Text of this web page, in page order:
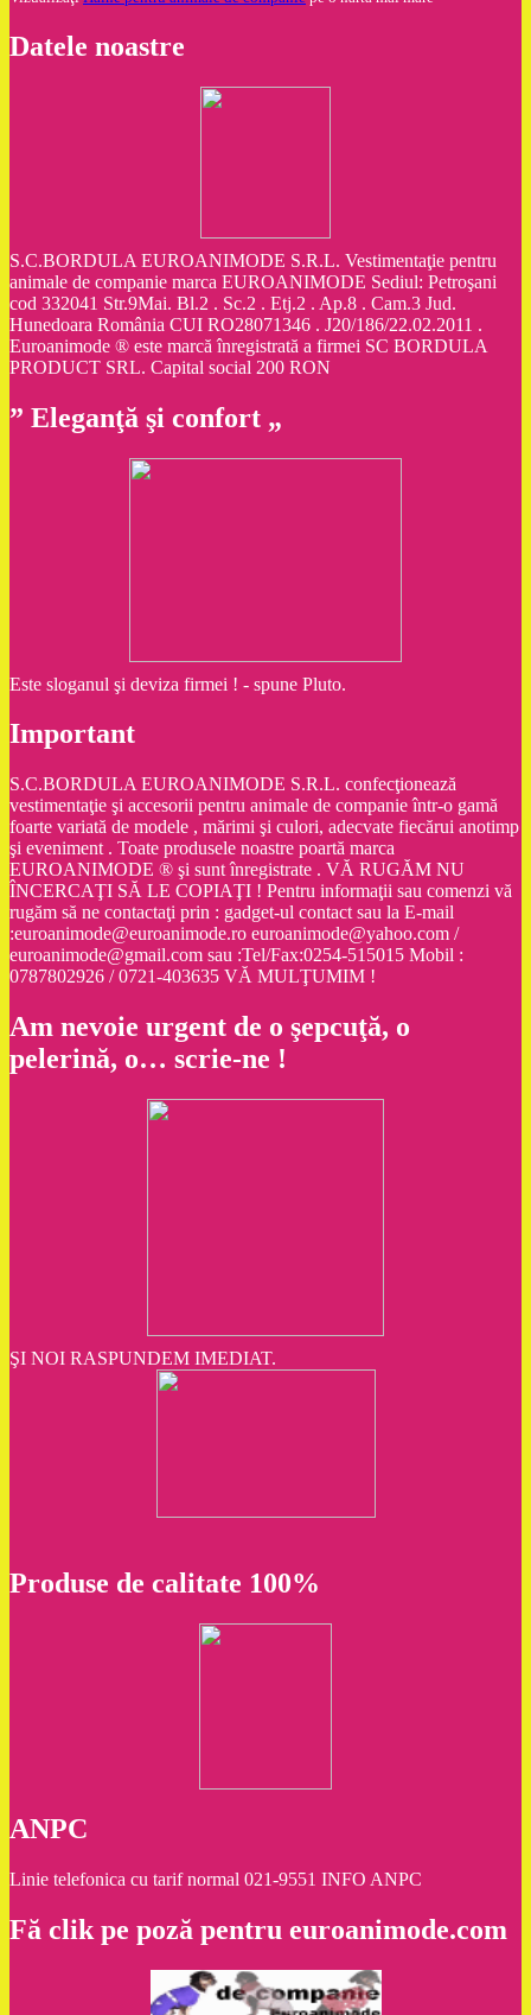
Datele noastre
S.C.BORDULA EUROANIMODE S.R.L. Vestimentaţie pentru
animale de companie marca EUROANIMODE Sediul: Petroşani
cod 332041 Str.9Mai. Bl.2 . Sc.2 . Etj.2 . Ap.8 . Cam.3 Jud.
Hunedoara România CUI RO28071346 . J20/186/22.02.2011 .
Euroanimode ® este marcă înregistrată a firmei SC BORDULA
PRODUCT SRL. Capital social 200 RON
” Eleganţă şi confort „
Este sloganul şi deviza firmei ! - spune Pluto.
Important
S.C.BORDULA EUROANIMODE S.R.L. confecţionează
vestimentaţie şi accesorii pentru animale de companie într-o gamă
foarte variată de modele , mărimi şi culori, adecvate fiecărui anotimp
şi eveniment . Toate produsele noastre poartă marca
EUROANIMODE ® şi sunt înregistrate . VĂ RUGĂM NU
ÎNCERCAŢI SĂ LE COPIAŢI ! Pentru informaţii sau comenzi vă
rugăm să ne contactaţi prin : gadget-ul contact sau la E-mail
:euroanimode@euroanimode.ro euroanimode@yahoo.com /
euroanimode@gmail.com sau :Tel/Fax:0254-515015 Mobil :
0787802926 / 0721-403635 VĂ MULŢUMIM !
Am nevoie urgent de o şepcuţă, o
pelerină, o… scrie-ne !
ŞI NOI RASPUNDEM IMEDIAT.
Produse de calitate 100%
ANPC
Linie telefonica cu tarif normal 021-9551 INFO ANPC
Fă clik pe poză pentru euroanimode.com